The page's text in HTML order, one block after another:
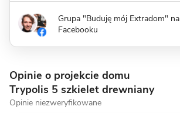
Grupa "Buduję mój Extradom" na
Facebooku
Opinie o projekcie domu
Trypolis 5 szkielet drewniany
Opinie niezweryfikowane